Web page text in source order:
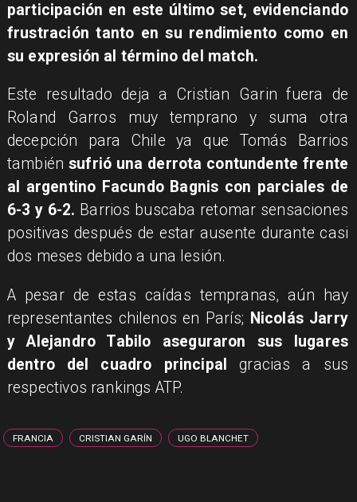
participación en este último set, evidenciando
frustración tanto en su rendimiento como en
su expresión al término del match.
Este resultado deja a Cristian Garin fuera de
Roland Garros muy temprano y suma otra
decepción para Chile ya que Tomás Barrios
también sufrió una derrota contundente frente
al argentino Facundo Bagnis con parciales de
6-3 y 6-2. Barrios buscaba retomar sensaciones
positivas después de estar ausente durante casi
dos meses debido a una lesión.
A pesar de estas caídas tempranas, aún hay
representantes chilenos en París; Nicolás Jarry
y Alejandro Tabilo aseguraron sus lugares
dentro del cuadro principal
gracias a sus
respectivos rankings ATP.
FRANCIA CRISTIAN GARÍN UGO BLANCHET